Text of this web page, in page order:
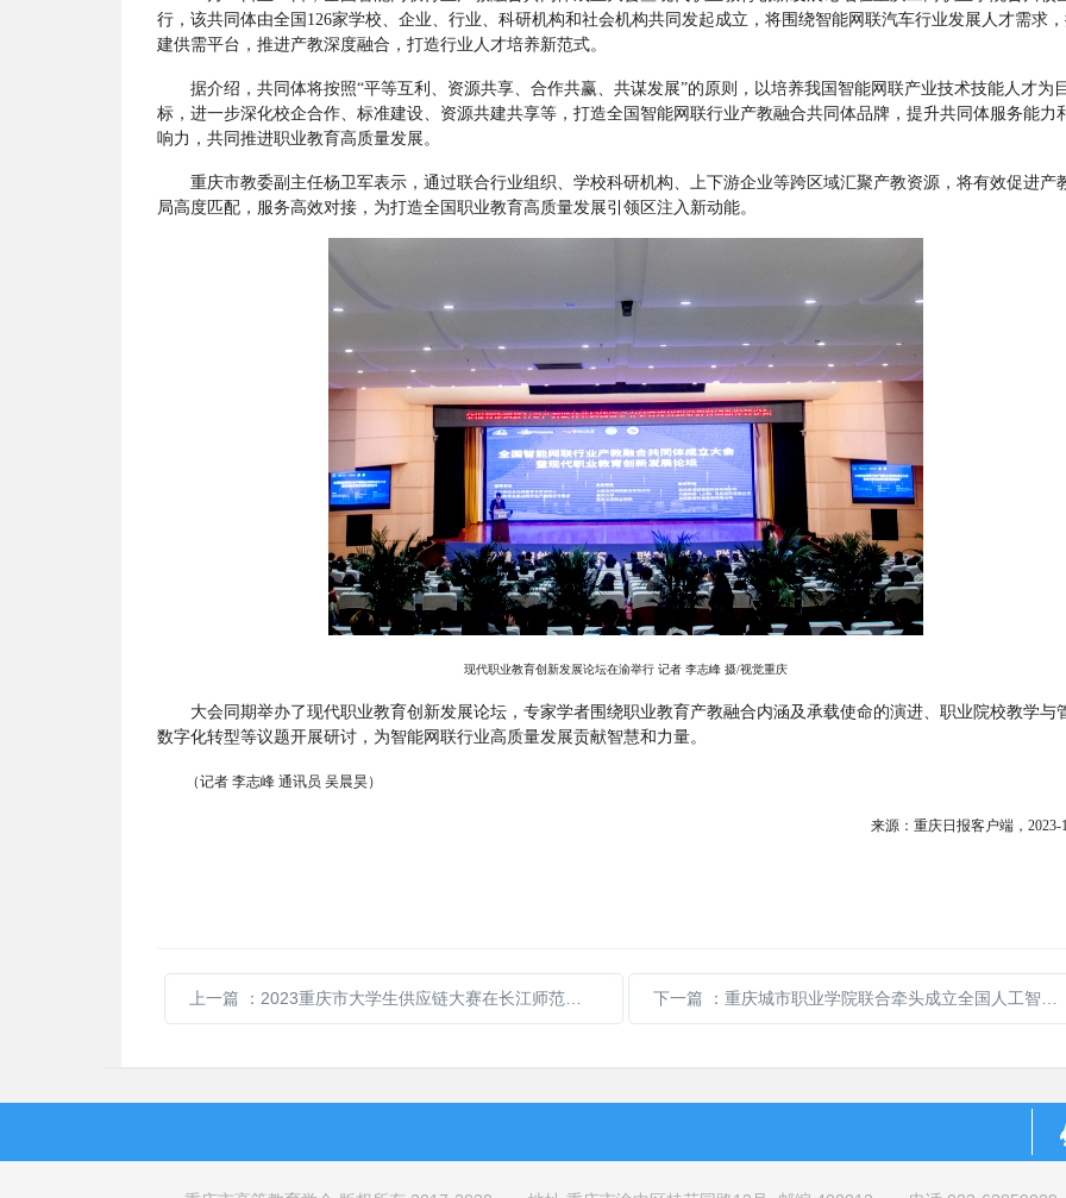
行，该共同体由全国 126家学校、企业、行业、科研机构和社会机构共同发起成立，将围绕智能网联汽车行业发展人才需求
建供需平台，推进产教深度融合，打造行业人才培养新范式。
据介绍，共同体将按照“平等互利、资源共享、合作共赢、共谋发展”的原则，以培养我国智能网联产业技术技能人才为
标，进一步深化校企合作、标准建设、资源共建共享等，打造全国智能网联行业产教融合共同体品牌，提升共同体服务能力
响力，共同推进职业教育高质量发展。
重庆市教委副主任杨卫军表示，通过联合行业组织、学校科研机构、上下游企业等跨区域汇聚产教资源，将有效促进产
局高度匹配，服务高效对接，为打造全国职业教育高质量发展引领区注入新动能。
现代职业教育创新发展论坛在渝举行 记者 李志峰 摄/视觉重庆
大会同期举办了现代职业教育创新发展论坛，专家学者围绕职业教育产教融合内涵及承载使命的演进、职业院校教学与
数字化转型等议题开展研讨，为智能网联行业高质量发展贡献智慧和力量。
（记者 李志峰 通讯员 吴晨昊）
来源： 重庆日报客户端， 2023-
上一篇 ：2023重庆市大学生供应链大赛在长江师范学院圆满落幕 下一篇 ：重庆城市职业学院联合牵头成立全国人工智能行业产教融合共同体